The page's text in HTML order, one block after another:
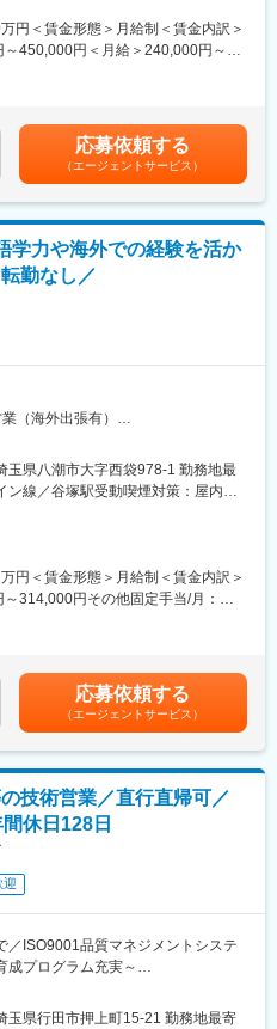
提案
ーメイド機械の打ち合わせ
程度の出張が発生する場合がありま
界で使用される包装機械。
販売しています。
のお客様に合わせたカスタマイズ
ーダーメイドで制作する事も可能で
優良賞」
ンテスト 食品包装部門賞 受賞」
務
輪市場拡大を背景に、海外案件比率
加速するため、事業の中核を担う
海外拠点と連携しながら開発案件を
案、開発段階のプロジェクトマネジ
貫して関わります。営業でありなが
を占め、主戦場はアジア。海外拠点
のため、英語力は必須ではありま
が広がります。
として持ち、グローバルビジネス
と成果で評価される制度のもと裁量
で、中途入社者も複数名在籍して
フラットな風土で、新しい取り組み
制度も役割等級制度を導入し、中途
を伸ばしやすい環境となっていま
的に活用
。
世界トップシェア。LED光源から量
に、安定した需要と成長性を持つ分
務
円＜賃金形態＞月給制＜賃金内訳＞
450,000円＜月給＞240,000円～
す。
応募依頼する
（エージェントサービス）
学力や海外での経験を活か
勤なし／
（海外出張有）
成 他
の海外出張が年数回～あります
ケーションを通じて、現地の市場動
案件サポートなどグローバルな視
。海外で開催される展示会に出展
グローバルブランドを有しており、
約7割を占めています。経営陣との距
ンや方針を直接理解しやすく、会社
やアイデアを実現することができま
前半）と海外営業事務1名
ルの語学力を持っています
に努めて頂きます。■プロモーショ
のメンバーと一緒に成長していくこ
玉県八潮市大字西袋978-1 勤務地最
線／谷塚駅受動喫煙対策：屋内全
円＜賃金形態＞月給制＜賃金内訳＞
314,000円その他固定手当/月：
4月）■賞与：年2回（7・12月）■決
直近実績 6年連続支給）賃金はあく
考を通じて上下する可能性がありま
めた表記です。
応募依頼する
（エージェントサービス）
技術営業／直行直帰可／
休日128日
迎
／ISO9001品質マネジメントシステ
成プログラム充実～
ネクタ類の営業活動全般をお任せし
玉県行田市押上町15-21 勤務地最寄